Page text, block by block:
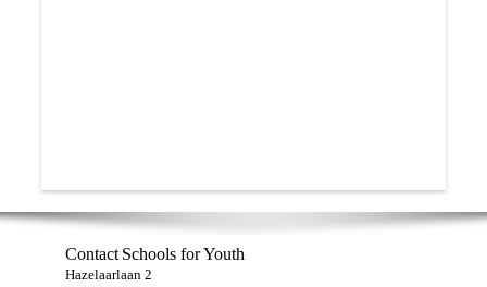
Contact Schools for Youth
Hazelaarlaan 2